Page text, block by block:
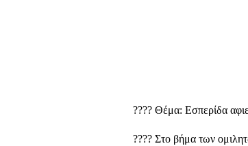
???? Θέμα: Εσπερίδα
???? Στο βήμα των